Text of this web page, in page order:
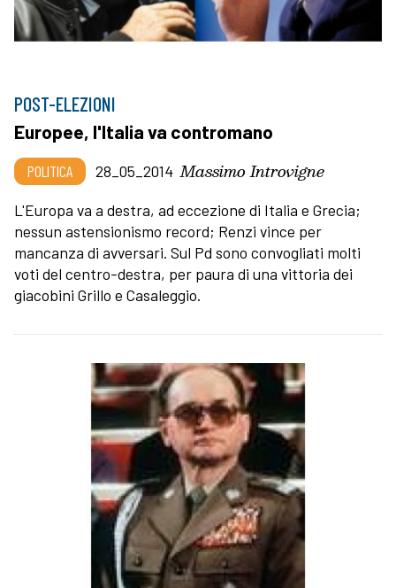
POST-ELEZIONI
Europee, l'Italia va contromano
POLITICA 28_05_2014 Massimo Introvigne
L'Europa va a destra, ad eccezione di Italia e Grecia;
nessun astensionismo record; Renzi vince per
mancanza di avversari. Sul Pd sono convogliati molti
voti del centro-destra, per paura di una vittoria dei
giacobini Grillo e Casaleggio.